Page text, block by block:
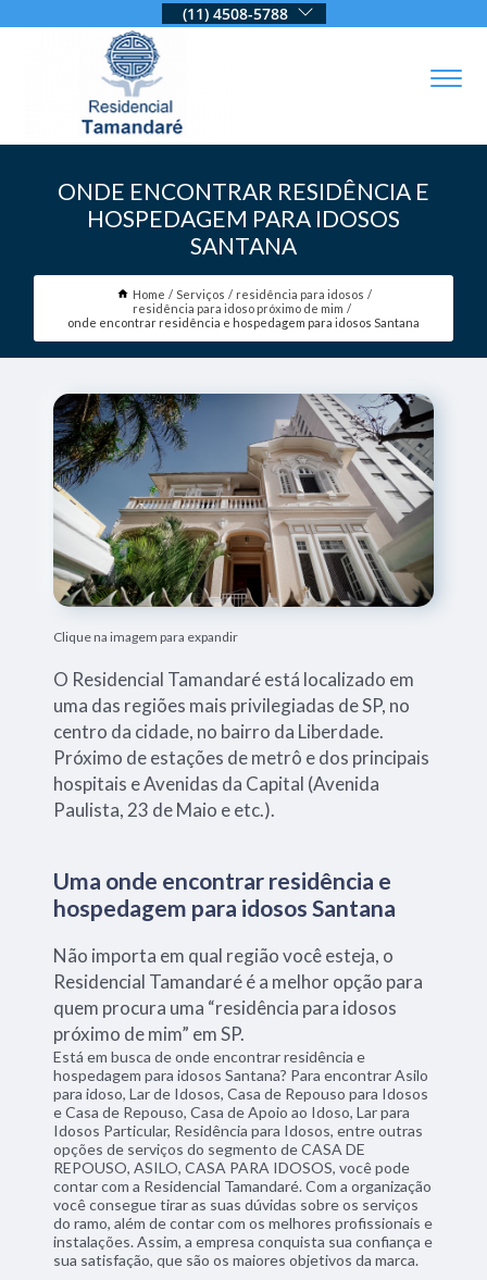
(11) 4508-5788
ONDE ENCONTRAR RESIDÊNCIA E
HOSPEDAGEM PARA IDOSOS
SANTANA
Home Serviços
residência para idosos
residência para idoso próximo de mim
onde encontrar residência e hospedagem para idosos Santana
Clique na imagem para expandir
O Residencial Tamandaré está localizado em
uma das regiões mais privilegiadas de SP, no
centro da cidade, no bairro da Liberdade.
Próximo de estações de metrô e dos principais
hospitais e Avenidas da Capital (Avenida
Paulista, 23 de Maio e etc.).
Uma onde encontrar residência e
hospedagem para idosos Santana
Não importa em qual região você esteja, o
Residencial Tamandaré é a melhor opção para
quem procura uma “residência para idosos
próximo de mim” em SP.
Está em busca de onde encontrar residência e
hospedagem para idosos Santana? Para encontrar Asilo
para idoso, Lar de Idosos, Casa de Repouso para Idosos
e Casa de Repouso, Casa de Apoio ao Idoso, Lar para
Idosos Particular, Residência para Idosos, entre outras
opções de serviços do segmento de CASA DE
REPOUSO, ASILO, CASA PARA IDOSOS, você pode
contar com a Residencial Tamandaré. Com a organização
você consegue tirar as suas dúvidas sobre os serviços
do ramo, além de contar com os melhores profissionais e
instalações. Assim, a empresa conquista sua confiança e
sua satisfação, que são os maiores objetivos da marca.